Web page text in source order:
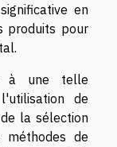
en
produits pour
à une telle
de
la sélection
de